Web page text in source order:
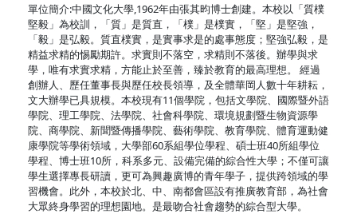
單位簡介:中國文化大學,1962年由張其昀博士創建。本校以「質樸
堅毅」為校訓，「質」是質直，「樸」是樸實，「堅」是堅強，
「毅」是弘毅。質直樸實，是實事求是的處事態度；堅強弘毅，是
精益求精的惕勵期許。求實則不落空，求精則不落後。辦學與求
學，唯有求實求精，方能止於至善，臻於教育的最高理想。 經過
創辦人、歷任董事長與歷任校長領導，及全體華岡人數十年耕耘，
文大辦學已具規模。本校現有11個學院，包括文學院、國際暨外語
學院、理工學院、法學院、社會科學院、環境規劃暨生物資源學
院、商學院、新聞暨傳播學院、藝術學院、教育學院、體育運動健
康學院等學術領域，大學部60系組學位學程、碩士班40所組學位
學程、博士班10所，科系多元、設備完備的綜合性大學；不僅可讓
學生選擇專長研讀，更可為興趣廣博的青年學子，提供跨領域的學
習機會。此外，本校於北、中、南都會區設有推廣教育部，為社會
大眾終身學習的理想園地。是最吻合社會趨勢的綜合型大學。